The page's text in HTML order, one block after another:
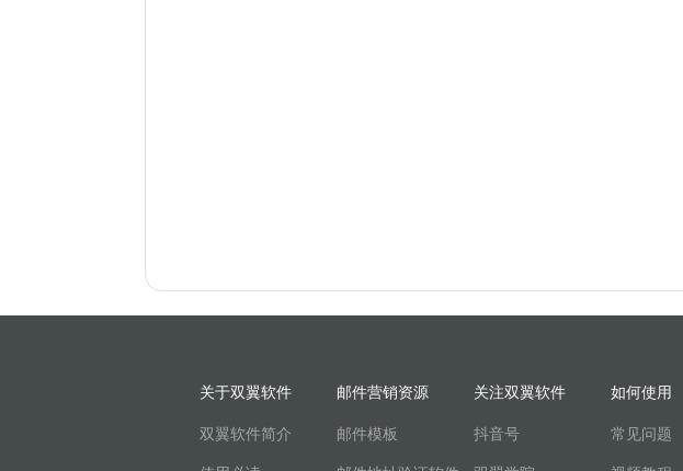
关于双翼软件
双翼软件简介
邮件营销资源
邮件模板
关注双翼软件
抖音号
如何使用
常见问题